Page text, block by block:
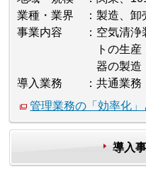
業種・業界
製造、卸
事業内容
空気清浄
トの生
器の製造
導入業務
共通業務
管理業務の「効率化
導入